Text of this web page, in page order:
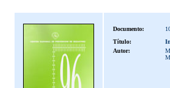
Documento:
Título:
Autor: